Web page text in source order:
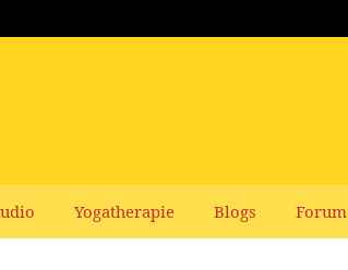
Yogatherapie Blogs Forum